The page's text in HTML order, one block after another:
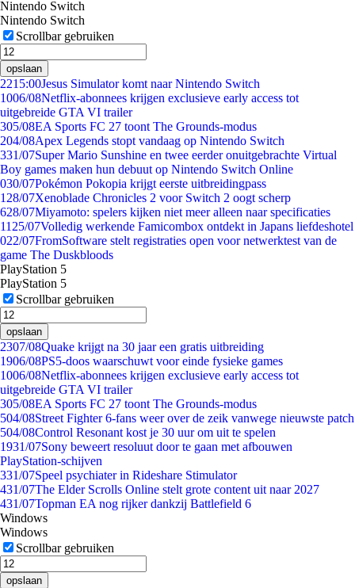
Nintendo Switch
Nintendo Switch
Scrollbar gebruiken
opslaan
2215:00Jesus Simulator komt naar Nintendo Switch
1006/08Netflix-abonnees krijgen exclusieve early access tot
uitgebreide GTA VI trailer
305/08EA Sports FC 27 toont The Grounds-modus
204/08Apex Legends stopt vandaag op Nintendo Switch
331/07Super Mario Sunshine en twee eerder onuitgebrachte Virtual
Boy games maken hun debuut op Nintendo Switch Online
030/07Pokémon Pokopia krijgt eerste uitbreidingpass
1 28/07Xenoblade Chronicles 2 voor Switch 2 oogt scherp
628/07Miyamoto: spelers kijken niet meer alleen naar specificaties
11 25/07Volledig werkende Famicombox ontdekt in Japans liefdeshotel
022/07FromSoftware stelt registraties open voor netwerktest van de
game The Duskbloods
PlayStation 5
PlayStation 5
Scrollbar gebruiken
opslaan
2307/08Quake krijgt na 30 jaar een gratis uitbreiding
1906/08PS5-doos waarschuwt voor einde fysieke games
1006/08Netflix-abonnees krijgen exclusieve early access tot
uitgebreide GTA VI trailer
305/08EA Sports FC 27 toont The Grounds-modus
504/08Street Fighter 6-fans weer over de zeik vanwege nieuwste patch
504/08Control Resonant kost je 30 uur om uit te spelen
1931/07Sony beweert resoluut door te gaan met afbouwen
PlayStation-schijven
331/07Speel psychiater in Rideshare Stimulator
431/07The Elder Scrolls Online stelt grote content uit naar 2027
431/07Topman EA nog rijker dankzij Battlefield 6
Windows
Windows
Scrollbar gebruiken
opslaan